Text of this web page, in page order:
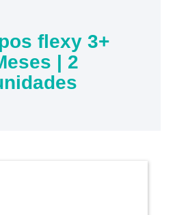
flexy 3+
| 2